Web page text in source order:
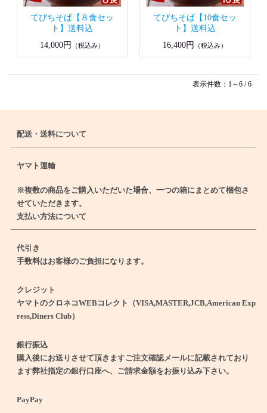
てびちそば【８食セッ
ト】送料込
14,000円
（税込み）
てびちそば【10食セッ
ト】送料込
16,400円
（税込み）
表示件数：1～6 / 6
配送・送料について
ヤマト運輸
※複数の商品をご購入いただいた場合、一つの箱にまとめて梱包さ
せていただきます。
支払い方法について
代引き
手数料はお客様のご負担になります。
クレジット
ヤマトのクロネコWEBコレクト（VISA,MASTER,JCB,American Exp
ress,Diners Club）
銀行振込
購入後にお送りさせて頂きますご注文確認メールに記載されており
ます弊社指定の銀行口座へ、ご請求金額をお振り込み下さい。
PayPay